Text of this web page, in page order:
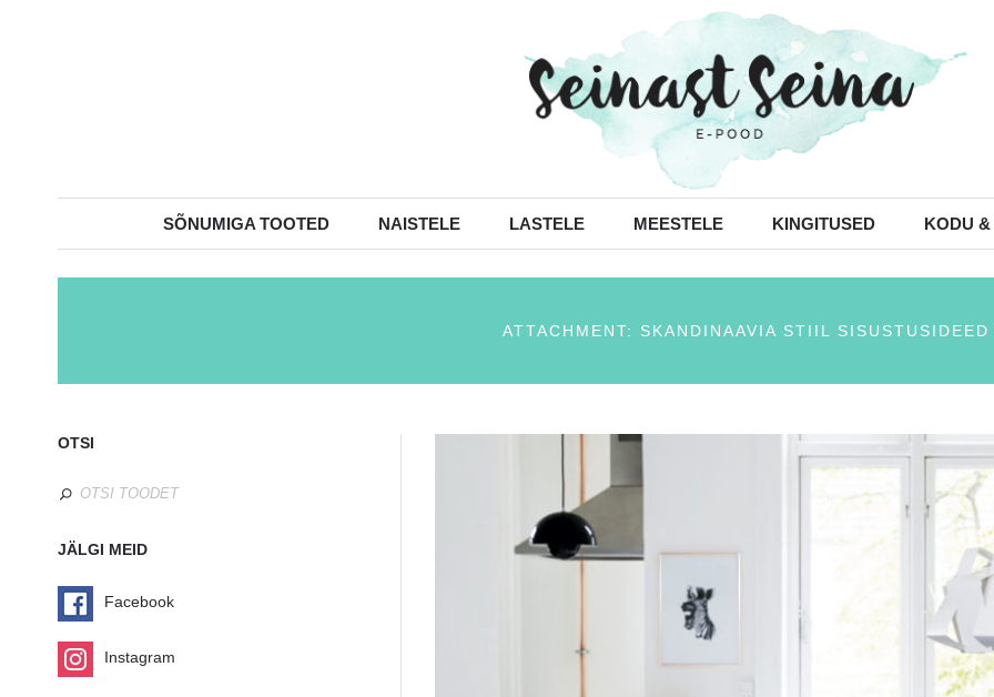
SÕNUMIGA TOOTED NAISTELE LASTELE MEESTELE KINGITUSED KODU &
ATTACHMENT: SKANDINAAVIA STIIL SISUSTUSIDEED
OTSI
JÄLGI MEID
Facebook
Instagram